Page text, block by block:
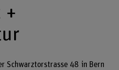
+
Schwarztorstrasse 48 in Bern